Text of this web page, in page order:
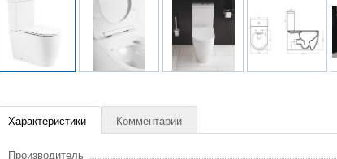
Характеристики Комментарии
Производитель